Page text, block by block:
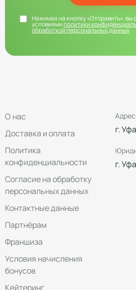
Нажимая на кнопку «Отправить», вы
условиямиполитики
обработкой персональных данных
О нас
Доставка и оплата
Политика
конфиденциальности
Согласие на обработку
персональных данных
Контактные данные
Партнёрам
Франшиза
Условия начисления
бонусов
Кейтеринг
Адрес
г.
г.